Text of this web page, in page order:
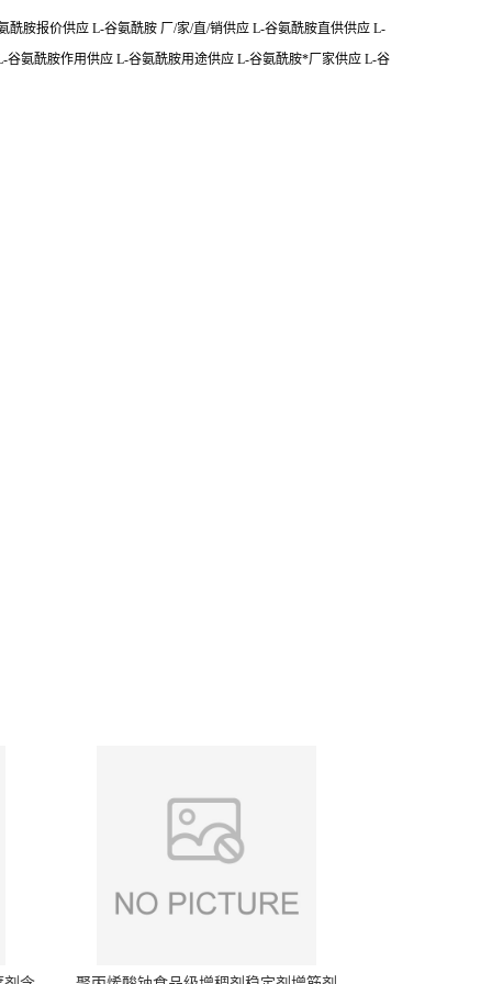
胺报价供应 L-谷氨酰胺 厂/家/直/销供应 L-谷氨酰胺直供供应 L-
氨酰胺作用供应 L-谷氨酰胺用途供应 L-谷氨酰胺*厂家供应 L-谷